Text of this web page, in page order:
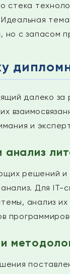
стека
но с запасом
далеко
и
анализ
решений
Для IT-
анализ